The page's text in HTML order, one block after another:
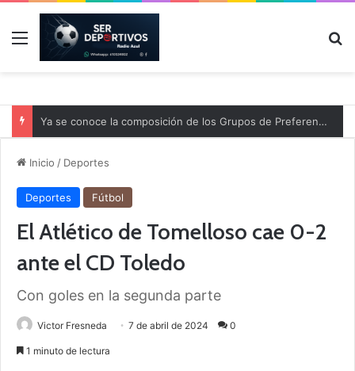
Menú
Ya se conoce la composición de los Grupos de Preferente y el calendario
Inicio / Deportes
Deportes Fútbol
El Atlético de Tomelloso cae 0-2
ante el CD Toledo
Con goles en la segunda parte
Victor Fresneda 7 de abril de 2024 0
1 minuto de lectura